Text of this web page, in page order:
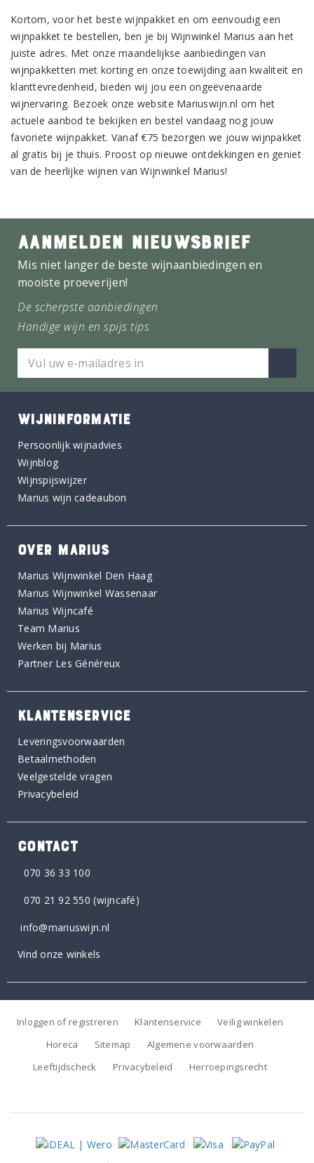
Kortom, voor het beste wijnpakket en om eenvoudig een
wijnpakket te bestellen, ben je bij Wijnwinkel Marius aan het
juiste adres. Met onze maandelijkse aanbiedingen van
wijnpakketten met korting en onze toewijding aan kwaliteit en
klanttevredenheid, bieden wij jou een ongeëvenaarde
wijnervaring. Bezoek onze website Mariuswijn.nl om het
actuele aanbod te bekijken en bestel vandaag nog jouw
favoriete wijnpakket. Vanaf €75 bezorgen we jouw wijnpakket
al gratis bij je thuis. Proost op nieuwe ontdekkingen en geniet
van de heerlijke wijnen van Wijnwinkel Marius!
AANMELDEN NIEUWSBRIEF
Mis niet langer de beste wijnaanbiedingen en
mooiste proeverijen!
De scherpste aanbiedingen
Handige wijn en spijs tips
WIJNINFORMATIE
Persoonlijk wijnadvies
Wijnblog
Wijnspijswijzer
Marius wijn cadeaubon
OVER MARIUS
Marius Wijnwinkel Den Haag
Marius Wijnwinkel Wassenaar
Marius Wijncafé
Team Marius
Werken bij Marius
Partner Les Généreux
KLANTENSERVICE
Leveringsvoorwaarden
Betaalmethoden
Veelgestelde vragen
Privacybeleid
CONTACT
070 36 33 100
070 21 92 550 (wijncafé)
info@mariuswijn.nl
Vind onze winkels
Inloggen of registreren Klantenservice
Veilig winkelen
Horeca
Sitemap
Algemene voorwaarden
Leeftijdscheck
Privacybeleid Herroepingsrecht